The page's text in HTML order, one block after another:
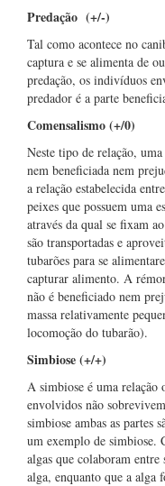
Predação (+/-)
Tal como acontece no
captura e se alimenta de
predação, os indivíduos
predador é a parte
Comensalismo (+/0)
Neste tipo de relação,
nem beneficiada nem
a relação estabelecida
peixes que possuem uma
através da qual se fixam
são transportadas e
tubarões para se
capturar alimento. A
não é beneficiado nem
massa relativamente
locomoção do tubarão).
Simbiose (+/+)
A simbiose é uma
envolvidos não
simbiose ambas as partes
um exemplo de simbiose.
algas que colaboram
alga, enquanto que a alga